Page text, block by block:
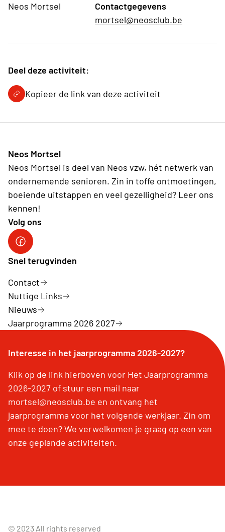
Neos Mortsel
Contactgegevens
mortsel@neosclub.be
Deel deze activiteit:
Kopieer de link van deze activiteit
Neos Mortsel
Neos Mortsel is deel van Neos vzw, hét netwerk van
ondernemende senioren. Zin in toffe ontmoetingen,
boeiende uitstappen en veel gezelligheid? Leer ons
kennen!
Volg ons
Snel terugvinden
Contact
Nuttige Links
Nieuws
Jaarprogramma 2026 2027
Interesse in het jaarprogramma 2026-2027?
Klik op de link hierboven voor Het Jaarprogramma
2026-2027 of stuur een mail naar
mortsel@neosclub.be en ontvang het
jaarprogramma voor het volgende werkjaar. Zin om
mee te doen? We verwelkomen je graag op een van
onze geplande activiteiten.
© 2023 All rights reserved